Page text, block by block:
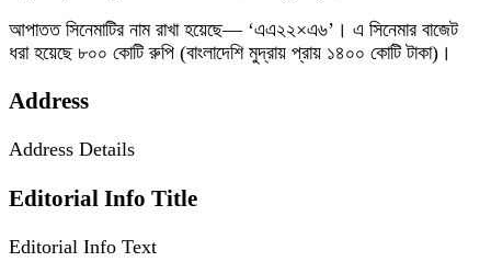
আপাতত সিনেমাটির নাম রাখা হয়েছে— ‘এএ২২×এ৬’। এ সিনেমার বাজেট
ধরা হয়েছে ৮০০ কোটি রুপি (বাংলাদেশি মুদ্রায় প্রায় ১৪০০ কোটি টাকা)।
Address
Address Details
Editorial Info Title
Editorial Info Text